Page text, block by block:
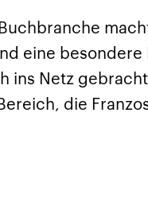
Hamas im Oktober 2023
auf Israel hat in der
Region wieder die
Gewalt entfacht. Israel
möchte die Hamas
zerstören. Diese wird wie
die Hisbollah im Libanon
vom Iran unterstützt.
eine
ins Netz
die